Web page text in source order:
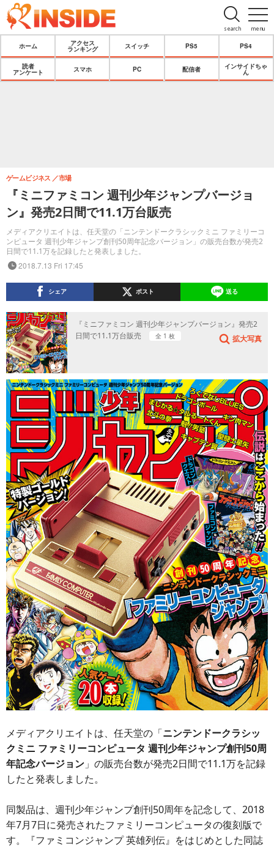
menu
search
ホーム
アクセス
ランキング
スイッチ PS5 PS4
読者
アンケート
スマホ PC 配信者
インサイドちゃ
ん
『ミニファミコン 週刊少年ジャンプバージョ
ン』発売2日間で11.1万台販売
メディアクリエイトは、任天堂の「ニンテンドークラシックミニ ファミリーコ
ンピュータ 週刊少年ジャンプ創刊50周年記念バージョン」の販売台数が発売2
日間で11.1万を記録したと発表しました。
ゲームビジネス 市場
2018.7.13 Fri 17:45
シェア ポスト 送る
『ミニファミコン 週刊少年ジャンプバージョン』発売2
日間で11.1万台販売
全 1 枚 拡大写真
メディアクリエイトは、任天堂の「ニンテンドークラシッ
クミニ ファミリーコンピュータ 週刊少年ジャンプ創刊50周
年記念バージョン 」の販売台数が発売2日間で11.1万を記録
したと発表しました。
同製品は、週刊少年ジャンプ創刊50周年を記念して、2018
年7月7日に発売されたファミリーコンピュータの復刻版で
す。『ファミコンジャンプ 英雄列伝』をはじめとした同誌